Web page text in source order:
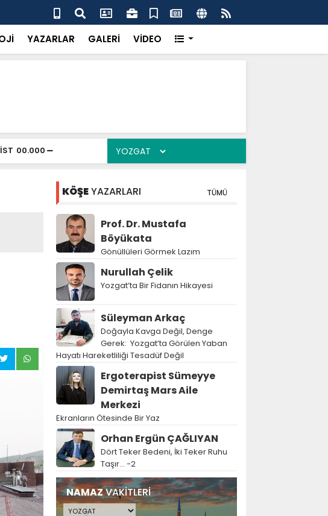
8 kişiye kaçak kazı baskını
YAZARLAR GALERİ VİDEO
00.000
KÖŞEYAZARLARI TÜMÜ
Prof. Dr. Mustafa
Böyükata
Gönüllüleri Görmek Lazım
Nurullah Çelik
Yozgat’ta Bir Fidanın Hikayesi
Süleyman Arkaç
Doğayla Kavga Değil, Denge
Gerek: Yozgat’ta Görülen Yaban
Hayatı Hareketliliği Tesadüf Değil
Ergoterapist Sümeyye
Demirtaş Mars Aile
Merkezi
Ekranların Ötesinde Bir Yaz
Orhan Ergün ÇAĞLIYAN
Dört Teker Bedeni, İki Teker Ruhu
Taşır… -2
NAMAZVAKİTLERİ